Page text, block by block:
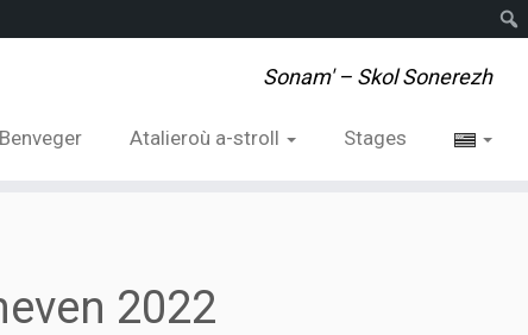
Sonam' – Skol Sonerezh
Benveger Atalieroù a-stroll Stages
2022